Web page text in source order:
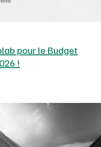
pour le Budget
!